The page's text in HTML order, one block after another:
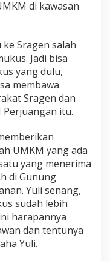
di kawasan
Sragen salah
Jadi bisa
yang dulu,
membawa
Sragen dan
itu.
UMKM yang ada
yang menerima
di Gunung
Yuli senang,
sudah lebih
harapannya
dan tentunya
Yuli.